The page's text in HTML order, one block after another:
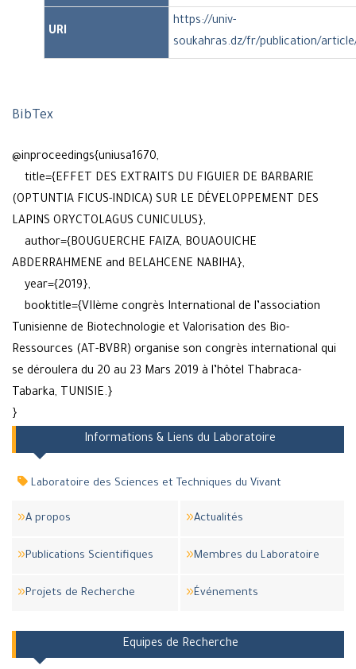
URI
https://univ-
soukahras.dz/fr/publication/
BibTex
@inproceedings{uniusa1670,
title={EFFET DES EXTRAITS DU FIGUIER DE BARBARIE
(OPTUNTIA FICUS-INDICA) SUR LE DÉVELOPPEMENT DES
LAPINS ORYCTOLAGUS CUNICULUS},
author={BOUGUERCHE FAIZA, BOUAOUICHE
ABDERRAHMENE and BELAHCENE NABIHA},
year={2019},
booktitle={VIIème congrès International de l’association
Tunisienne de Biotechnologie et Valorisation des Bio-
Ressources (AT-BVBR) organise son congrès international qui
se déroulera du 20 au 23 Mars 2019 à l’hôtel Thabraca-
Tabarka, TUNISIE.}
}
Informations & Liens du Laboratoire
Laboratoire des Sciences et Techniques du Vivant
A propos Actualités
Publications Scientifiques Membres du Laboratoire
Projets de Recherche Événements
Equipes de Recherche